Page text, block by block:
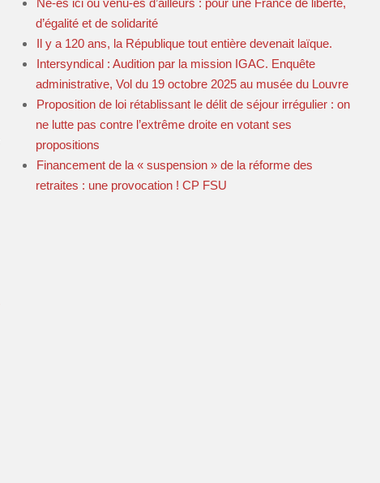
Né-es ici ou venu-es d’ailleurs : pour une France de liberté,
d’égalité et de solidarité
Il y a 120 ans, la République tout entière devenait laïque.
Intersyndical : Audition par la mission IGAC. Enquête
administrative, Vol du 19 octobre 2025 au musée du Louvre
Proposition de loi rétablissant le délit de séjour irrégulier : on
ne lutte pas contre l’extrême droite en votant ses
propositions
Financement de la « suspension » de la réforme des
retraites : une provocation ! CP FSU